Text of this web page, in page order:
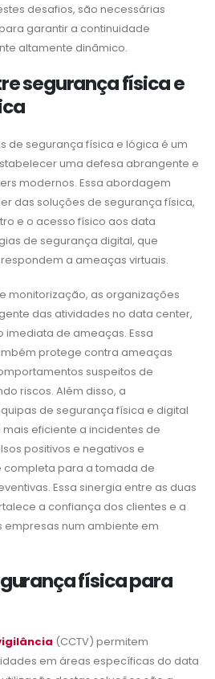
desafios, são necessárias
garantir a continuidade
altamente dinâmico.
segurança física e
de segurança física e lógica é um
uma defesa abrangente e
modernos. Essa abordagem
das soluções de segurança física,
e o acesso físico aos data
de segurança digital, que
a ameaças virtuais.
monitorização, as organizações
das atividades no data center,
de ameaças. Essa
protege contra ameaças
suspeitos de
riscos. Além disso, a
de segurança física e digital
eficiente a incidentes de
positivos e negativos e
para a tomada de
Essa sinergia entre as duas
a confiança dos clientes e a
num ambiente em
física para
(CCTV) permitem
em áreas específicas do data